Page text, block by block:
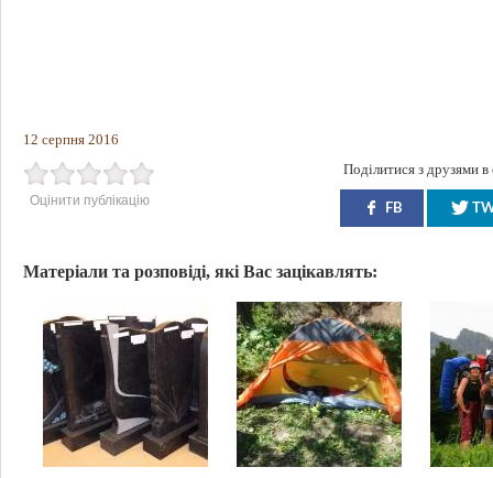
12 серпня 2016
Оцінити публікацію
Поділитися з друзями
FB
Матеріали та розповіді, які Вас зацікавлять: